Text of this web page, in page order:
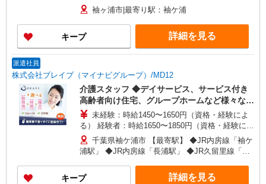
袖ヶ浦市|最寄り駅：袖ケ浦
キープ 詳細を見る
派遣社員
株式会社ブレイブ（マイナビグループ）/MD12
介護スタッフ ◆デイサービス、サービス付き
高齢者向け住宅、グループホームなど様々な勤
務先から選べます。
未経験：時給1450〜1650円（資格・経験によ
る） 経験者：時給1650〜1850円（資格・経験によ
る） ◎月収例 時給1850円×1日8時間×22日（週5
日）＝32万5600円 ◆昇給あり ◆支払い方法 ※日
払い/週払い/月払い対応も可能です。詳しくは面談
時にご相談ください。 ◆交通費：別途全額支給 ※
当社規定あり
千葉県袖ケ浦市 【最寄駅】 ◆JR内房線「袖ケ
浦駅」 ◆JR内房線「長浦駅」 ◆JR久留里線「東
キープ 詳細を見る